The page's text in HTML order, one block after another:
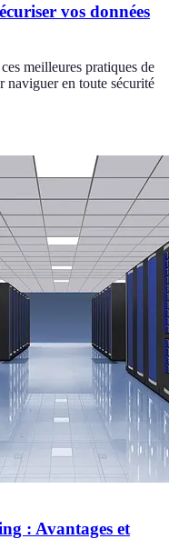
vos données
meilleures pratiques de
naviguer en toute sécurité
: Avantages et